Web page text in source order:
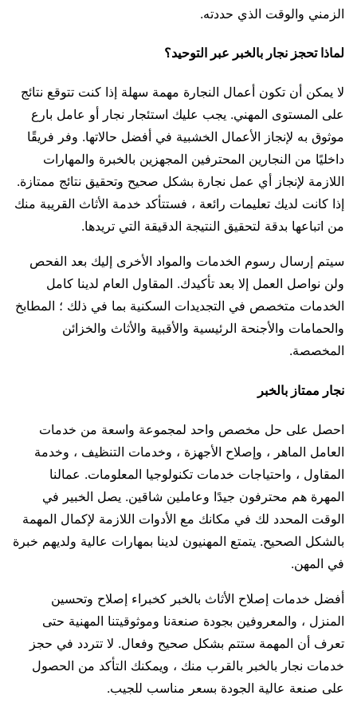
الزمني والوقت الذي حددته.
لماذا تحجز نجار بالخبر عبر التوحيد؟
لا يمكن أن تكون أعمال النجارة مهمة سهلة إذا كنت تتوقع نتائج
على المستوى المهني. يجب عليك استئجار نجار أو عامل بارع
موثوق به لإنجاز الأعمال الخشبية في أفضل حالاتها. وفر فريقًا
داخليًا من النجارين المحترفين المجهزين بالخبرة والمهارات
اللازمة لإنجاز أي عمل نجارة بشكل صحيح وتحقيق نتائج ممتازة.
إذا كانت لديك تعليمات رائعة ، فستتأكد خدمة الأثاث القريبة منك
من اتباعها بدقة لتحقيق النتيجة الدقيقة التي تريدها.
سيتم إرسال رسوم الخدمات والمواد الأخرى إليك بعد الفحص
ولن نواصل العمل إلا بعد تأكيدك. المقاول العام لدينا كامل
الخدمات متخصص في التجديدات السكنية بما في ذلك ؛ المطابخ
والحمامات والأجنحة الرئيسية والأقبية والأثاث والخزائن
المخصصة.
نجار ممتاز بالخبر
احصل على حل مخصص واحد لمجموعة واسعة من خدمات
العامل الماهر ، وإصلاح الأجهزة ، وخدمات التنظيف ، وخدمة
المقاول ، واحتياجات خدمات تكنولوجيا المعلومات. عمالنا
المهرة هم محترفون جيدًا وعاملين شاقين. يصل الخبير في
الوقت المحدد لك في مكانك مع الأدوات اللازمة لإكمال المهمة
بالشكل الصحيح. يتمتع المهنيون لدينا بمهارات عالية ولديهم خبرة
في المهن.
أفضل خدمات إصلاح الأثاث بالخبر كخبراء إصلاح وتحسين
المنزل ، والمعروفين بجودة صنعةنا وموثوقيتنا المهنية حتى
تعرف أن المهمة ستتم بشكل صحيح وفعال. لا تتردد في حجز
خدمات نجار بالخبر بالقرب منك ، ويمكنك التأكد من الحصول
على صنعة عالية الجودة بسعر مناسب للجيب.